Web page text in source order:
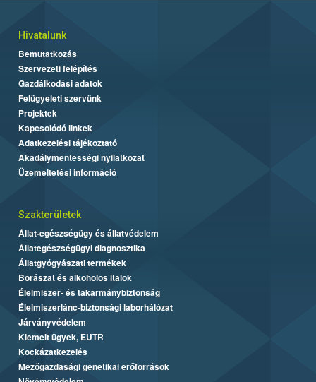
Hivatalunk
Bemutatkozás
Szervezeti felépítés
Gazdálkodási adatok
Felügyeleti szervünk
Projektek
Kapcsolódó linkek
Adatkezelési tájékoztató
Akadálymentességi nyilatkozat
Üzemeltetési információ
Szakterületek
Állat-egészségügy és állatvédelem
Állategészségügyi diagnosztika
Állatgyógyászati termékek
Borászat és alkoholos italok
Élelmiszer- és takarmánybiztonság
Élelmiszerlánc-biztonsági laborhálózat
Járványvédelem
Kiemelt ügyek, EUTR
Kockázatkezelés
Mezőgazdasági genetikai erőforrások